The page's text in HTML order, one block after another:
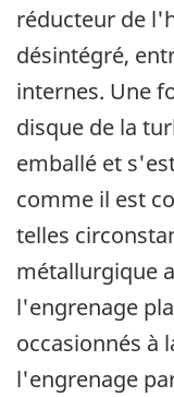
réducteur de
désintégré,
internes. Une
disque de la
emballé et
comme il est
telles
métallurgique
l'engrenage
occasionnés à
l'engrenage